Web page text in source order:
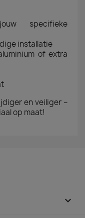
specifieke
installatie
of extra
en veiliger –
op maat!
